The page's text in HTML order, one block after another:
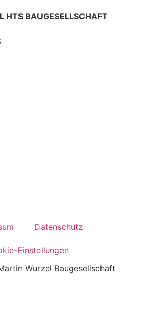
HTS BAUGESELLSCHAFT
Daten­schutz
Ein­stel­lun­gen
Wurzel Baugesellschaft